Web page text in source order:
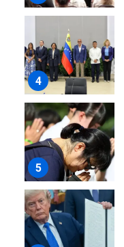
4
5